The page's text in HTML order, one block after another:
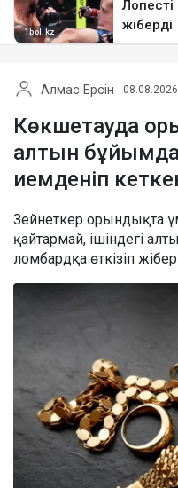
Алмас Ерсін
Көкшетауда
алтын
иемденіп
Зейнеткер орындықта
қайтармай, ішіндегі
ломбардқа өткізіп